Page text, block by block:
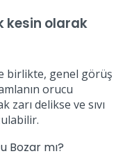
kesin olarak
birlikte, genel görüş
orucu
zarı delikse ve sıvı